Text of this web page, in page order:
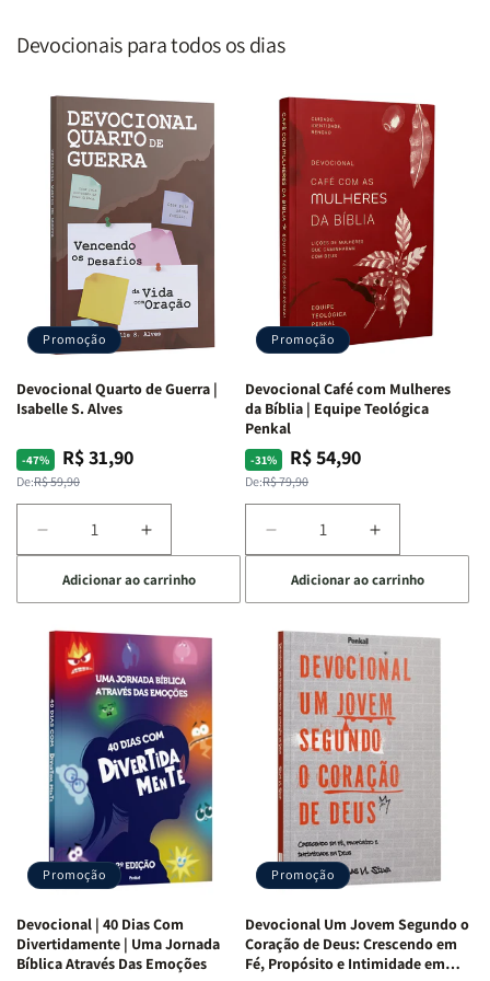
Devocionais para todos os dias
Promoção
Devocional Quarto de Guerra |
Isabelle S. Alves
-47%
Preço
normal
De:R$ 59,90
Preço
promocional
R$ 31,90
Diminuir
a
quantidade
de
Devocional
Quarto
de
Guerra
Isabelle
S.
Alves
Aumentar
a
quantidade
de
Devocional
Quarto
de
Guerra
|
Isabelle
S.
Alves
Adicionar ao carrinho
Promoção
Devocional Café com Mulheres
da Bíblia | Equipe Teológica
Penkal
-31%
Preço
normal
De:R$ 79,90
Preço
promocional
R$ 54,90
Diminuir
a
quantidade
de
Devocional
Café
com
Mulheres
da
Bíblia
Equipe
Teológica
Penkal
Aumentar
a
quantidade
de
Devocional
Café
com
Mulheres
da
Bíblia
|
Equipe
Teológica
Penkal
Adicionar ao carrinho
Promoção
Devocional | 40 Dias Com
Divertidamente | Uma Jornada
Bíblica Através Das Emoções
Promoção
Devocional Um Jovem Segundo o
Coração de Deus: Crescendo em
Fé, Propósito e Intimidade em